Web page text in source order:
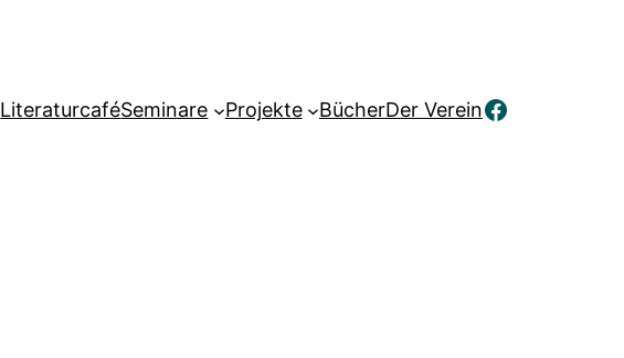
LiteraturcaféSeminare Projekte BücherDer VereinFacebook